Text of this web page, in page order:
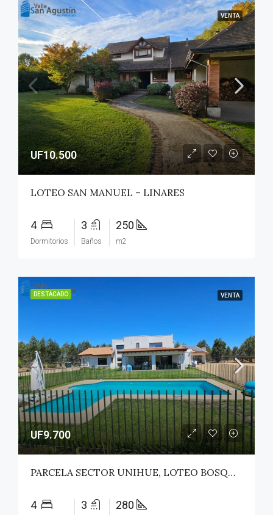
VENTA
UF10.500
LOTEO SAN MANUEL – LINARES
4
Dormitorios
3
Baños
250
m2
DESTACADO VENTA
UF9.700
PARCELA SECTOR UNIHUE, LOTEO BOSQUES DEL VALLE – MAULE
4 3 280